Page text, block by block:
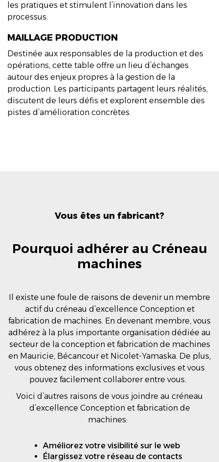
les pratiques et stimulent l’innovation dans les
processus.
MAILLAGE PRODUCTION
Destinée aux responsables de la production et des
opérations, cette table offre un lieu d’échanges
autour des enjeux propres à la gestion de la
production. Les participants partagent leurs réalités,
discutent de leurs défis et explorent ensemble des
pistes d’amélioration concrètes.
Vous êtes un fabricant?
Pourquoi adhérer au Créneau
machines
Il existe une foule de raisons de devenir un membre
actif du créneau d’excellence Conception et
fabrication de machines. En devenant membre, vous
adhérez à la plus importante organisation dédiée au
secteur de la conception et fabrication de machines
en Mauricie, Bécancour et Nicolet-Yamaska. De plus,
vous obtenez des informations exclusives et vous
pouvez facilement collaborer entre vous.
Voici d’autres raisons de vous joindre au créneau
d’excellence Conception et fabrication de
machines:
Améliorez votre visibilité sur le web
Élargissez votre réseau de contacts